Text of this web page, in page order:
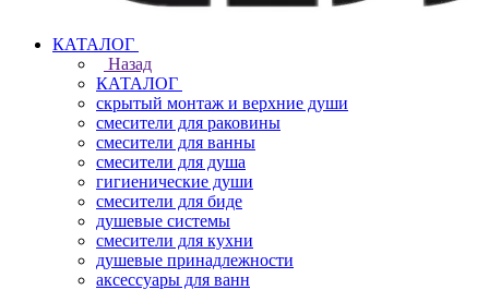
КАТАЛОГ
Назад
КАТАЛОГ
скрытый монтаж и верхние души
смесители для раковины
смесители для ванны
смесители для душа
гигиенические души
смесители для биде
душевые системы
смесители для кухни
душевые принадлежности
аксессуары для ванн